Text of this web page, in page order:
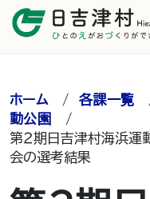
ホーム /各課一覧
動公園
/
第２期日吉津村海浜運
会の選考結果